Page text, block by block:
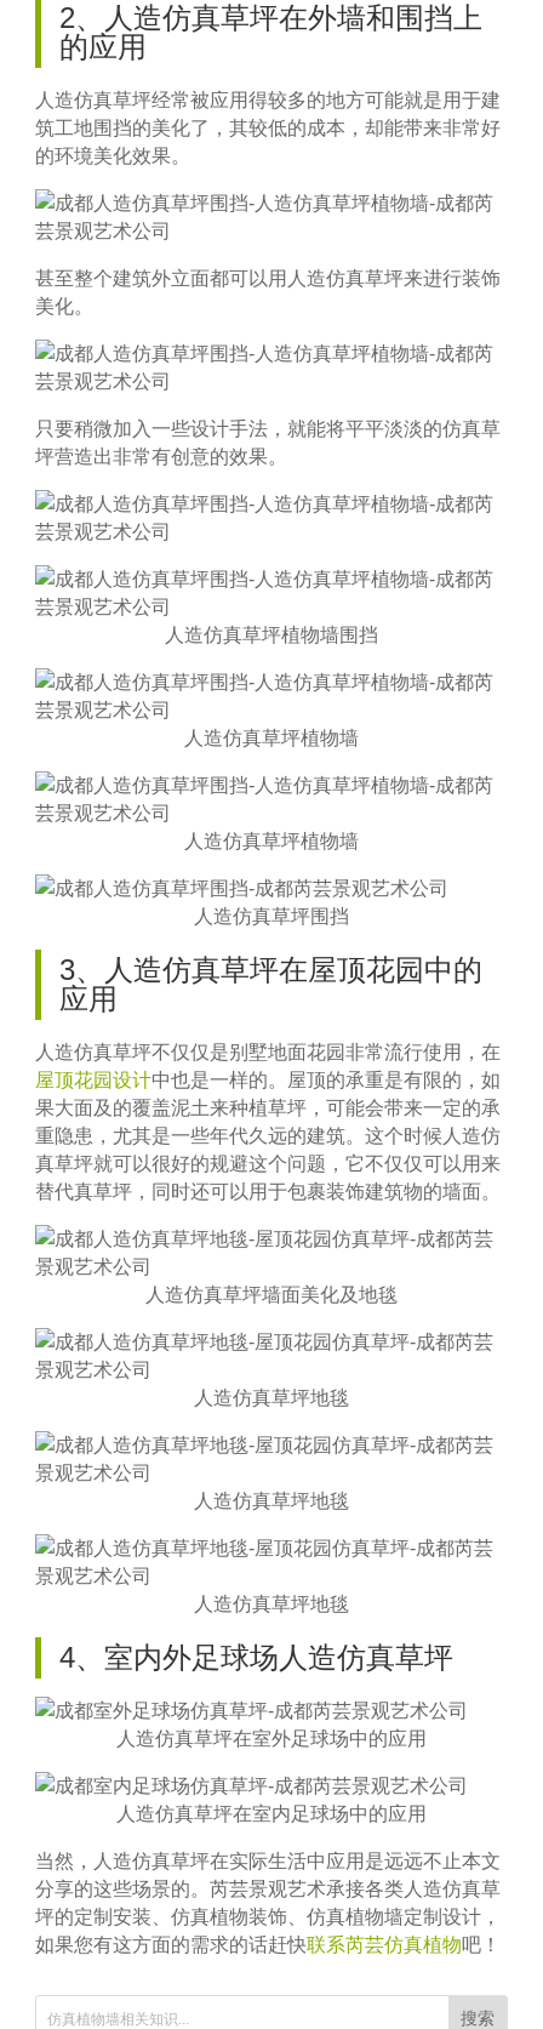
2、人造仿真草坪在外墙和围挡上
的应用
人造仿真草坪经常被应用得较多的地方可能就是用于建
筑工地围挡的美化了，其较低的成本，却能带来非常好
的环境美化效果。
甚至整个建筑外立面都可以用人造仿真草坪来进行装饰
美化。
只要稍微加入一些设计手法，就能将平平淡淡的仿真草
坪营造出非常有创意的效果。
人造仿真草坪植物墙围挡
人造仿真草坪植物墙
人造仿真草坪植物墙
人造仿真草坪围挡
3、人造仿真草坪在屋顶花园中的
应用
人造仿真草坪不仅仅是别墅地面花园非常流行使用，在
屋顶花园设计中也是一样的。屋顶的承重是有限的，如
果大面及的覆盖泥土来种植草坪，可能会带来一定的承
重隐患，尤其是一些年代久远的建筑。这个时候人造仿
真草坪就可以很好的规避这个问题，它不仅仅可以用来
替代真草坪，同时还可以用于包裹装饰建筑物的墙面。
人造仿真草坪墙面美化及地毯
人造仿真草坪地毯
人造仿真草坪地毯
人造仿真草坪地毯
4、室内外足球场人造仿真草坪
人造仿真草坪在室外足球场中的应用
人造仿真草坪在室内足球场中的应用
当然，人造仿真草坪在实际生活中应用是远远不止本文
分享的这些场景的。芮芸景观艺术承接各类人造仿真草
坪的定制安装、仿真植物装饰、仿真植物墙定制设计，
如果您有这方面的需求的话赶快联系芮芸仿真植物吧！